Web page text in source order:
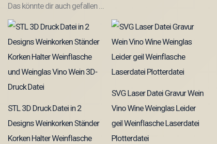
Das könnte dir auch gefallen …
STL 3D Druck Datei in 2
Designs Weinkorken Ständer
Korken Halter Weinflasche
SVG Laser Datei Gravur Wein
Vino Wine Weinglas Leider
geil Weinflasche Laserdatei
Plotterdatei